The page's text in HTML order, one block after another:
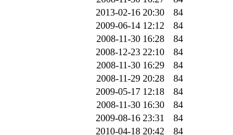
2013-02-16 20:30
84
2009-06-14 12:12
84
2008-11-30 16:28
84
2008-12-23 22:10
84
2008-11-30 16:29
84
2008-11-29 20:28
84
2009-05-17 12:18
84
2008-11-30 16:30
84
2009-08-16 23:31
84
2010-04-18 20:42
84